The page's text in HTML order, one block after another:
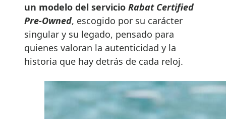
un modelo del servicio Rabat Certified
Pre-Owned, escogido por su carácter
singular y su legado, pensado para
quienes valoran la autenticidad y la
historia que hay detrás de cada reloj.